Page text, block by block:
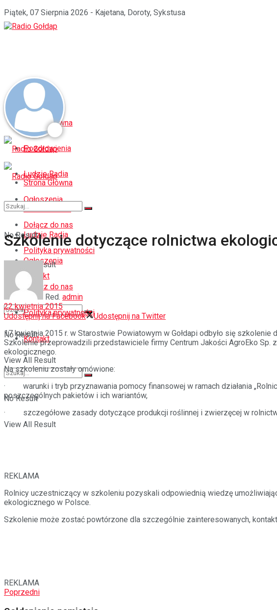
Piątek, 07 Sierpnia 2026 - Kajetana, Doroty, Sykstusa
Strona Główna
Pozdrowienia
Ludzie Radia
Ogłoszenia
Dołącz do nas
Polityka prywatności
Kontakt
No Result
View All Result
Strona Główna
Pozdrowienia
Ludzie Radia
Ogłoszenia
Dołącz do nas
Polityka prywatności
Kontakt
No Result
View All Result
No Result
View All Result
Szkolenie dotyczące rolnictwa
Red. admin
22 kwietnia 2015
Udostępnij na Facebook
Udostępnij na Twitter
17 kwietnia 2015 r. w Starostwie Powiatowym w Gołdapi odbyło się
Szkolenie przeprowadzili przedstawiciele firmy Centrum Jakości AgroEko Sp.
ekologicznego.
Na szkoleniu zostały omówione:
· warunki i tryb przyznawania pomocy finansowej w ramach działania
poszczególnych pakietów i ich wariantów,
· szczegółowe zasady dotyczące produkcji roślinnej i zwierzęcej w
REKLAMA
Rolnicy uczestniczący w szkoleniu pozyskali odpowiednią wiedzę
ekologicznego w Polsce.
Szkolenie może zostać powtórzone dla szczególnie zainteresowanych,
REKLAMA
Poprzedni